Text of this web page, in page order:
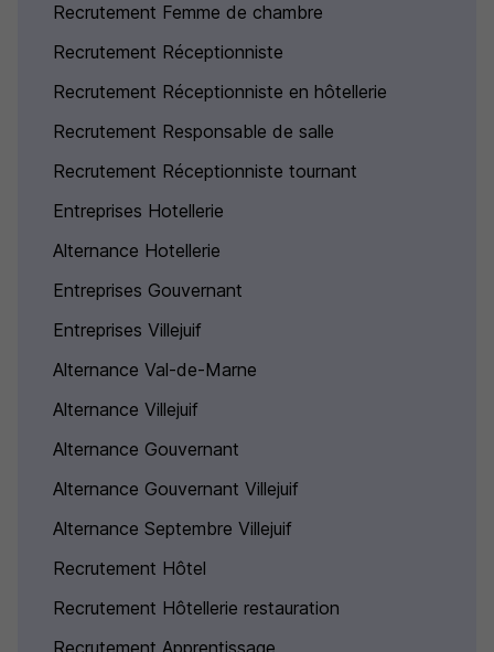
Recrutement Femme de chambre
Recrutement Réceptionniste
Recrutement Réceptionniste en hôtellerie
Recrutement Responsable de salle
Recrutement Réceptionniste tournant
Entreprises Hotellerie
Alternance Hotellerie
Entreprises Gouvernant
Entreprises Villejuif
Alternance Val-de-Marne
Alternance Villejuif
Alternance Gouvernant
Alternance Gouvernant Villejuif
Alternance Septembre Villejuif
Recrutement Hôtel
Recrutement Hôtellerie restauration
Recrutement Apprentissage